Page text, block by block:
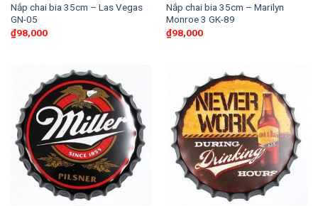
Nắp chai bia 35cm – Las Vegas
GN-05
₫98,000
Nắp chai bia 35cm – Marilyn
Monroe 3 GK-89
₫98,000